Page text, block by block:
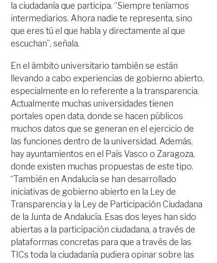
la ciudadanía que participa. “Siempre teníamos
intermediarios. Ahora nadie te representa, sino
que eres tú el que habla y directamente al que
escuchan”, señala.
En el ámbito universitario también se están
llevando a cabo experiencias de gobierno abierto,
especialmente en lo referente a la transparencia.
Actualmente muchas universidades tienen
portales open data, donde se hacen públicos
muchos datos que se generan en el ejercicio de
las funciones dentro de la universidad. Además,
hay ayuntamientos en el País Vasco o Zaragoza,
donde existen muchas propuestas de este tipo.
“También en Andalucía se han desarrollado
iniciativas de gobierno abierto en la Ley de
Transparencia y la Ley de Participación Ciudadana
de la Junta de Andalucía. Esas dos leyes han sido
abiertas a la participación ciudadana, a través de
plataformas concretas para que a través de las
TICs toda la ciudadanía pudiera opinar sobre las